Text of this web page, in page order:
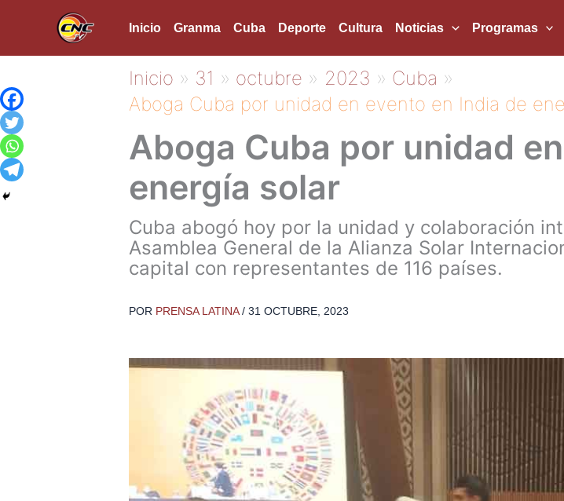
Inicio Granma Cuba Deporte Cultura Noticias Programas
Inicio 31 octubre 2023
Cuba
Aboga Cuba por unidad en evento en India de
Aboga Cuba por unidad
energía solar
Cuba abogó hoy por la unidad y colaboración
Asamblea General de la Alianza Solar
capital con representantes de 116 países.
POR PRENSA LATINA/ 31 OCTUBRE, 2023